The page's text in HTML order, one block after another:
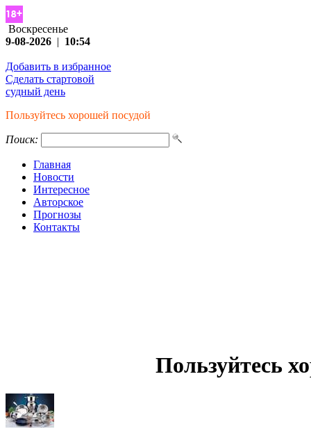
Воскресенье
9-08-2026 | 10:54
Добавить в избранное
Сделать стартовой
судный день
Пользуйтесь хорошей посудой
Поиск:
Главная
Новости
Интересное
Авторское
Прогнозы
Контакты
Пользуйтесь